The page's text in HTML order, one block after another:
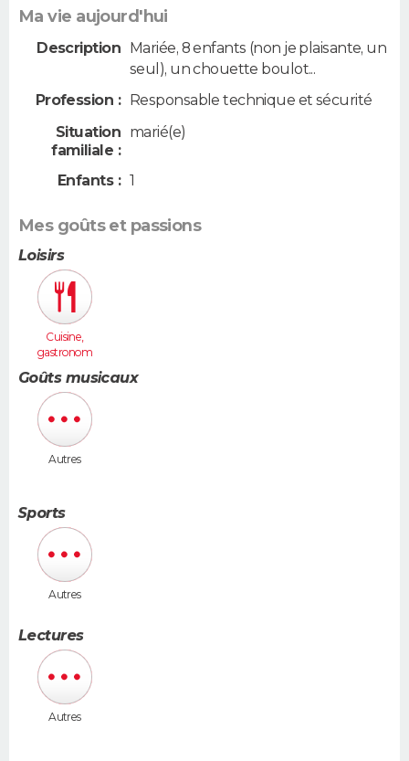
Ma vie aujourd'hui
Description Mariée, 8 enfants (non je plaisante, un
seul), un chouette boulot...
Profession :
Responsable technique et sécurité
Situation
familiale :
marié(e)
Enfants : 1
Mes goûts et passions
Loisirs
Cuisine,
gastronom
Goûts musicaux
Autres
Sports
Autres
Lectures
Autres